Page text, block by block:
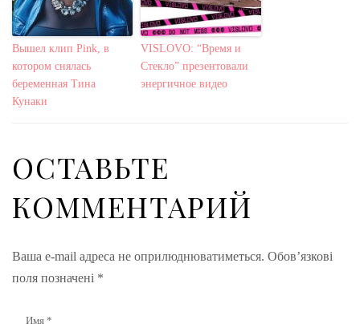
Вышел клип Pink, в
котором снялась
беременная Тина
Кунаки
VISLOVO: “Время и
Стекло” презентовали
энергичное видео
ОСТАВЬТЕ
КОММЕНТАРИЙ
Ваша e-mail адреса не оприлюднюватиметься. Обов’язкові
поля позначені *